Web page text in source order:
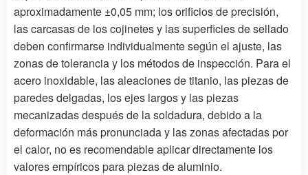
aproximadamente ±0,05 mm; los orificios de precisión,
las carcasas de los cojinetes y las superficies de sellado
deben confirmarse individualmente según el ajuste, las
zonas de tolerancia y los métodos de inspección. Para el
acero inoxidable, las aleaciones de titanio, las piezas de
paredes delgadas, los ejes largos y las piezas
mecanizadas después de la soldadura, debido a la
deformación más pronunciada y las zonas afectadas por
el calor, no es recomendable aplicar directamente los
valores empíricos para piezas de aluminio.